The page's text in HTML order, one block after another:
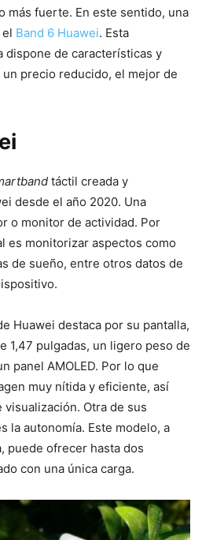
más fuerte. En este sentido, una
Band 6 Huawei. Esta
dispone de características y
precio reducido, el mejor de
táctil creada y
desde el año 2020. Una
o monitor de actividad. Por
es monitorizar aspectos como
de sueño, entre otros datos de
Huawei destaca por su pantalla,
1,47 pulgadas, un ligero peso de
panel AMOLED. Por lo que
muy nítida y eficiente, así
Otra de sus
la autonomía. Este modelo, a
puede ofrecer hasta dos
con una única carga.